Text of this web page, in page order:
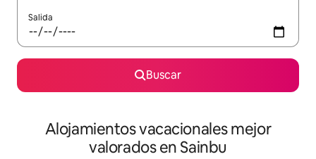
Salida
Buscar
Alojamientos vacacionales mejor
valorados en Sainbu